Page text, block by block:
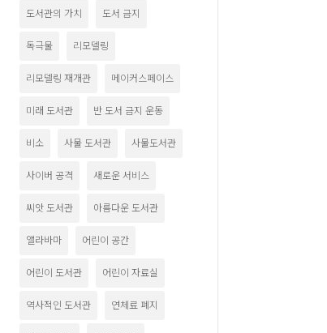
도서관의 가치 도서 금지
독극물 리모델링
리모델링 재개관 메이커스페이스
미래 도서관 반 도서 금지 운동
비소 사물 도서관 사물도서관
사이버 공격 새로운 서비스
씨앗 도서관 아름다운 도서관
앨라바마 어린이 공간
어린이 도서관 어린이 자료실
역사적인 도서관 연체료 폐지